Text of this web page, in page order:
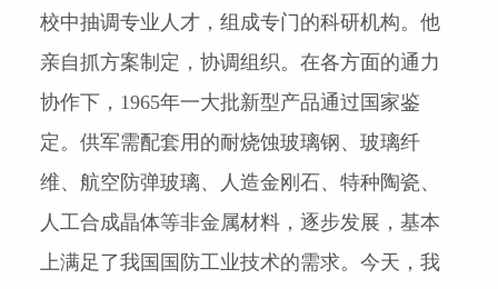
校中抽调专业人才，组成专门的科研机构。他
亲自抓方案制定，协调组织。在各方面的通力
协作下， 1965年一大批新型产品通过国家鉴
定。供军需配套用的耐烧蚀玻璃钢、玻璃纤
维、航空防弹玻璃、人造金刚石、特种陶瓷、
人工合成晶体等非金属材料，逐步发展，基本
上满足了我国国防工业技术的需求。今天，我